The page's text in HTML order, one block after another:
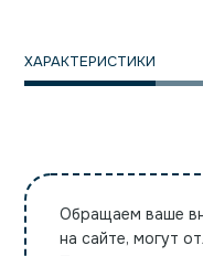
ХАРАКТЕРИСТИКИ
Обращаем ваше
на сайте, могут